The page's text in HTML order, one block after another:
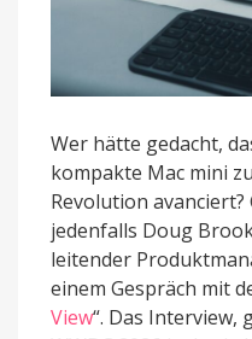
Wer hätte gedacht,
kompakte Mac mini
Revolution
jedenfalls Doug
leitender
einem Gespräch mit
View“. Das